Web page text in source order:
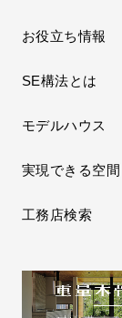
お役立ち情報
SE構法とは
モデルハウス
実現できる空間
工務店検索